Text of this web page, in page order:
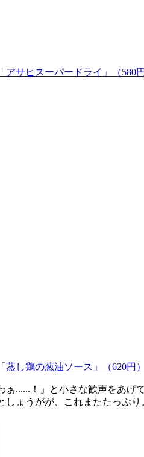
「アサヒスーパードライ」（580円
「蒸し鶏の葱油ソース」（620円）
......！」と小さな歓声をあ
ょうがが、これまたたっぷり